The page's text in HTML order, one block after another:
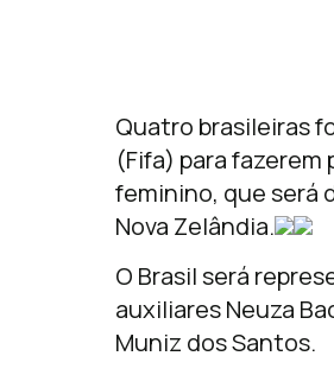
Quatro brasileiras
(Fifa) para
feminino, que será
Nova Zelândia.
O Brasil será
auxiliares Neuza
Muniz dos Santos.